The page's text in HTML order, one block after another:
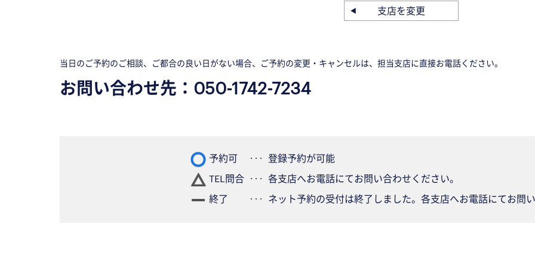
支店を変更
当日のご予約のご相談、ご都合の良い日がない場合、ご予約の変更・キャンセルは、担当支店に直接お電話ください。
お問い合わせ先： 050-1742-7234
予約可
登録予約が可能
TEL問合
各支店へお電話にてお問い合わせください。
終了
ネット予約の受付は終了しました。各支店へお電話にてお問い